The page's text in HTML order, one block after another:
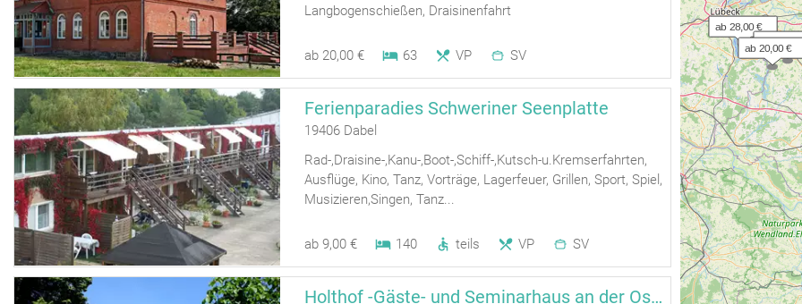
Langbogenschießen, Draisinenfahrt
ab 20,00 € 63 VP SV
Ferienparadies Schweriner Seenplatte
19406 Dabel
Rad-,Draisine-,Kanu-,Boot-,Schiff-,Kutsch-u.Kremserfahrten,
Ausflüge, Kino, Tanz, Vorträge, Lagerfeuer, Grillen, Sport, Spiel,
Musizieren,Singen, Tanz...
ab 9,00 € 140 teils VP SV
Holthof -Gäste- und Seminarhaus an der Ostsee
ab 20,00
ab 20,00 €
ab 28,00 €